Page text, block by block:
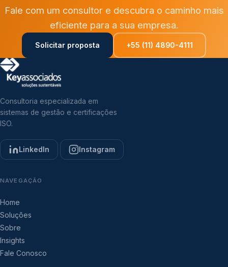
Fale com um consultor e descubra o caminho mais
eficiente para a sua empresa.
Solicitar proposta +55 (11) 4890-4111
Consultoria especializada em
sistemas de gestão e certificações
ISO.
LinkedIn Instagram
NAVEGAÇÃO
Home
Soluções
Sobre
Insights
Fale Conosco